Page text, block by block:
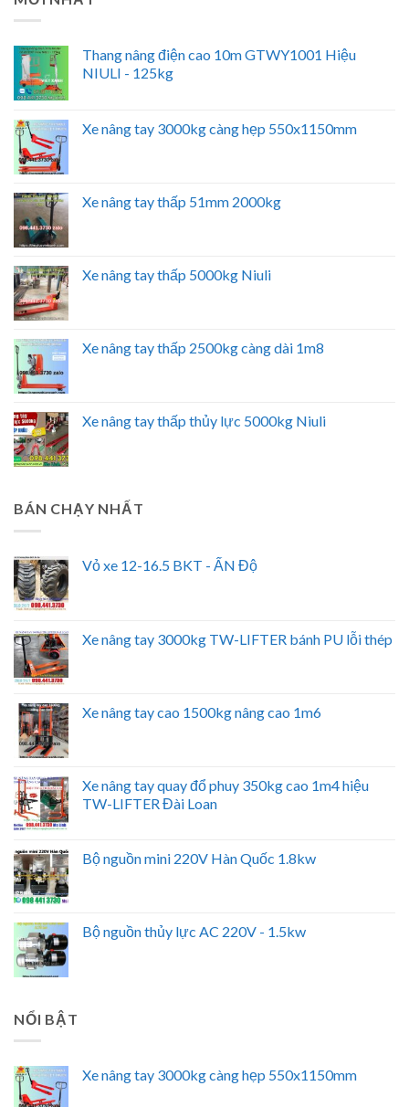
Thang nâng điện cao 10m GTWY1001 Hiệu
NIULI - 125kg
Xe nâng tay 3000kg càng hẹp 550x1150mm
Xe nâng tay thấp 51mm 2000kg
Xe nâng tay thấp 5000kg Niuli
Xe nâng tay thấp 2500kg càng dài 1m8
Xe nâng tay thấp thủy lực 5000kg Niuli
BÁN CHẠY NHẤT
Vỏ xe 12-16.5 BKT - ẤN Độ
Xe nâng tay 3000kg TW-LIFTER bánh PU lỗi thép
Xe nâng tay cao 1500kg nâng cao 1m6
Xe nâng tay quay đổ phuy 350kg cao 1m4 hiệu
TW-LIFTER Đài Loan
Bộ nguồn mini 220V Hàn Quốc 1.8kw
Bộ nguồn thủy lực AC 220V - 1.5kw
NỔI BẬT
Xe nâng tay 3000kg càng hẹp 550x1150mm